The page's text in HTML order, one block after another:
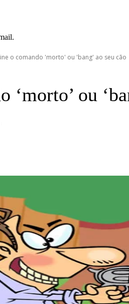
o comando 'morto' ou 'bang' ao seu cão
‘morto’ ou